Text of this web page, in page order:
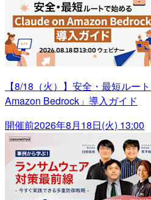
【8/18（火）】安全・最短ルー
Amazon Bedrock」導入ガイド
開催前2026年8月18日(火) 13:00